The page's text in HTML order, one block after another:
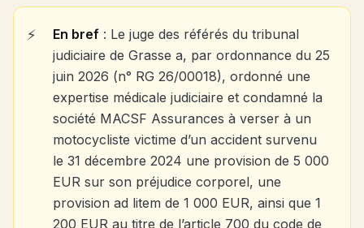
En bref : Le juge des référés du tribunal
judiciaire de Grasse a, par ordonnance du 25
juin 2026 (n° RG 26/00018), ordonné une
expertise médicale judiciaire et condamné la
société MACSF Assurances à verser à un
motocycliste victime d’un accident survenu
le 31 décembre 2024 une provision de 5 000
EUR sur son préjudice corporel, une
provision ad litem de 1 000 EUR, ainsi que 1
200 EUR au titre de l’article 700 du code de